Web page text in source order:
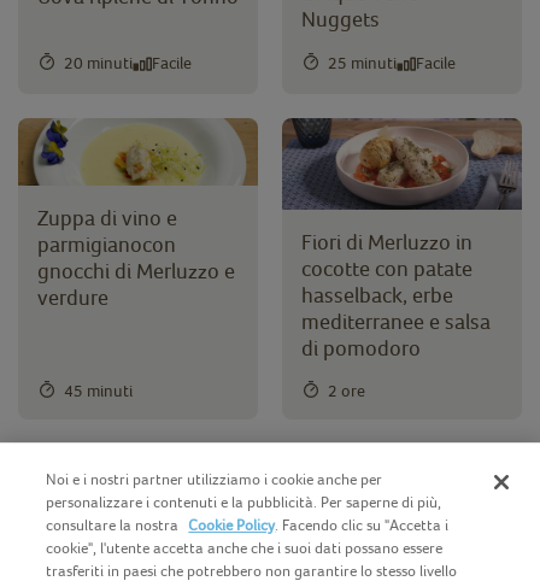
20 minuti Facile
Nuggets
25 minuti Facile
Zuppa di vino e
parmigianocon
gnocchi di Merluzzo e
verdure
45 minuti
Fiori di Merluzzo in
cocotte con patate
hasselback, erbe
mediterranee e salsa
di pomodoro
2 ore
Fish&Crock on toast
Merluzzo con
finocchio e rabarbaro
Noi e i nostri partner utilizziamo i cookie anche per
personalizzare i contenuti e la pubblicità. Per saperne di più,
consultare la nostra
Cookie Policy. Facendo clic su "Accetta i
cookie", l'utente accetta anche che i suoi dati possano essere
trasferiti in paesi che potrebbero non garantire lo stesso livello